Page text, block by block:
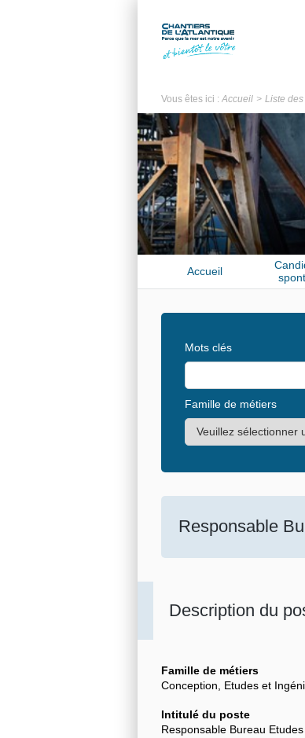
Vous êtes ici : Accueil Liste
Accueil
Mots clés
Famille de métiers
Responsable
Description du
Famille de métiers
Conception, Etudes et
Intitulé du poste
Responsable Bureau